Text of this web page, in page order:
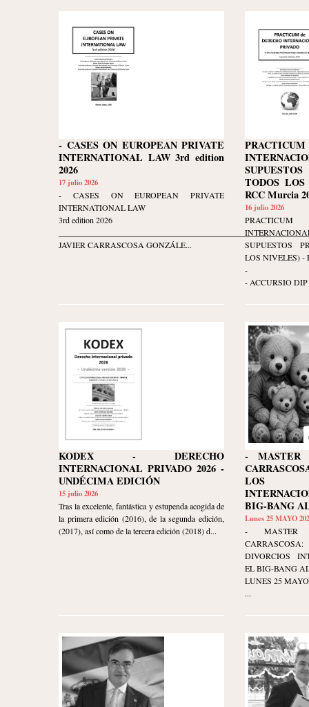
- CASES ON EUROPEAN PRIVATE
INTERNATIONAL LAW 3rd edition
2026
17 julio 2026
- CASES ON EUROPEAN PRIVATE
INTERNATIONAL LAW
3rd edition 2026
JAVIER CARRASCOSA GONZÁLE...
TODOS
RCC Murcia
16 julio 2026
SUPUESTOS
LOS NIVELES) -
-
- ACCURSIO DIP
KODEX - DERECHO
INTERNACIONAL PRIVADO 2026 -
UNDÉCIMA EDICIÓN
15 julio 2026
Tras la excelente, fantástica y estupenda acogida de
la primera edición (2016), de la segunda edición,
(2017), así como de la tercera edición (2018) d...
- MASTER
LOS
BIG-BANG
Lunes 25 MAYO
- MASTER
DIVORCIOS
EL BIG-BANG
LUNES 25 MAYO
...